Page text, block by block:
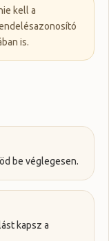
kell a
is.
be véglegesen.
kapsz a